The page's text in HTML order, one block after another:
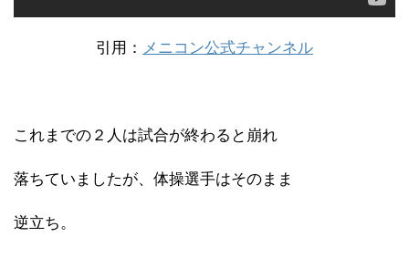
引用： メニコン公式チャンネル
これまでの２人は試合が終わると崩れ
落ちていましたが、体操選手はそのまま
逆立ち。